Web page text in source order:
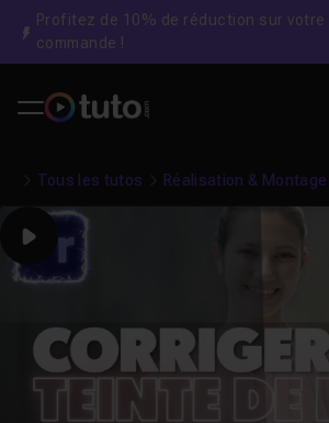
Profitez de 10% de réduction sur votre
commande !
Tous les tutos Réalisation &
Play